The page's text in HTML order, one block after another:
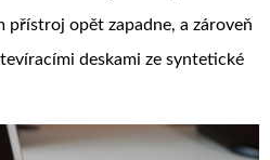
přístroj opět zapadne, a zároveň
deskami ze syntetické